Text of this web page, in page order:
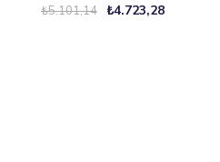
₺4.723,28
₺5.101,14